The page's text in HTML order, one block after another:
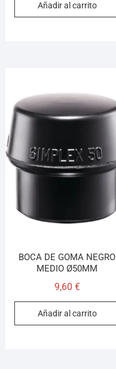
Añadir al carrito
BOCA DE GOMA NEGRO
MEDIO Ø50MM
9,60 €
Añadir al carrito